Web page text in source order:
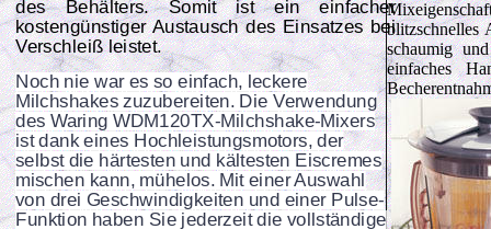
des Behälters. Somit ist ein einfacher
kostengünstiger Austausch des Einsatzes bei
Verschleiß leistet.
Noch nie war es so einfach, leckere
Milchshakes zuzubereiten. Die Verwendung
des Waring WDM120TX-Milchshake-Mixers
ist dank eines Hochleistungsmotors, der
selbst die härtesten und kältesten Eiscremes
mischen kann, mühelos. Mit einer Auswahl
von drei Geschwindigkeiten und einer Pulse-
Funktion haben Sie jederzeit die vollständige
blitzschnelles
schaumig
einfaches